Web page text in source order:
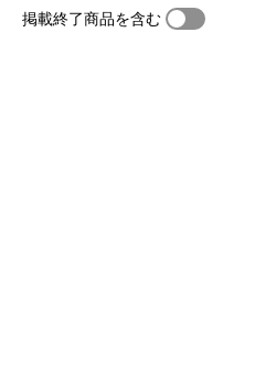
掲載終了商品を含む